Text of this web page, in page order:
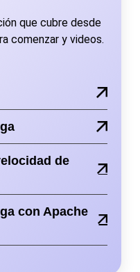
que cubre desde
comenzar y videos.
de
con Apache